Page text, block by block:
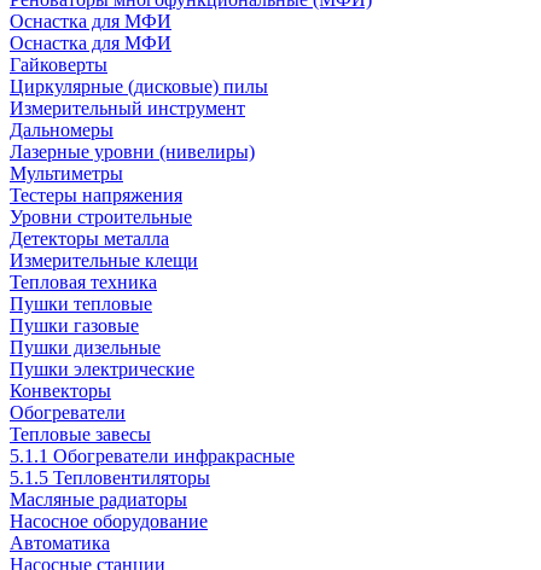
Оснастка для МФИ
Оснастка для МФИ
Гайковерты
Циркулярные (дисковые) пилы
Измерительный инструмент
Дальномеры
Лазерные уровни (нивелиры)
Мультиметры
Тестеры напряжения
Уровни строительные
Детекторы металла
Измерительные клещи
Тепловая техника
Пушки тепловые
Пушки газовые
Пушки дизельные
Пушки электрические
Конвекторы
Обогреватели
Тепловые завесы
5.1.1 Обогреватели инфракрасные
5.1.5 Тепловентиляторы
Масляные радиаторы
Насосное оборудование
Автоматика
Насосные станции